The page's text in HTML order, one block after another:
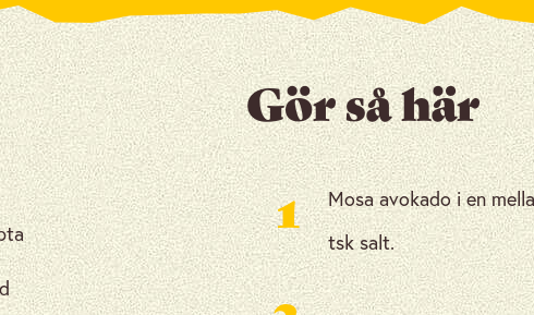
Gör så här
1
Mosa avokado i en
tsk salt.